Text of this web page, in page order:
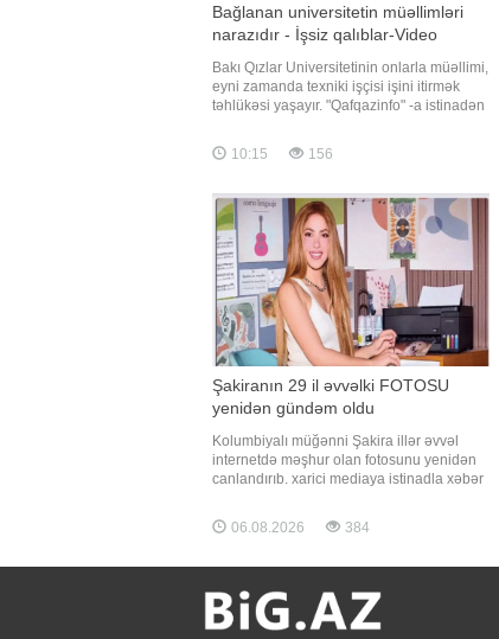
Bağlanan universitetin müəllimləri
narazıdır - İşsiz qalıblar-Video
Bakı Qızlar Universitetinin onlarla müəllimi,
eyni zamanda texniki işçisi işini itirmək
təhlükəsi yaşayır. "Qafqazinfo" -a istinadən
tələbələrin digər özəl universitetlərə
köçürülməsi haqda qərar verilib, lakin
10:15 156
Şakiranın 29 il əvvəlki FOTOSU
yenidən gündəm oldu
Kolumbiyalı müğənni Şakira illər əvvəl
internetdə məşhur olan fotosunu yenidən
canlandırıb. xarici mediaya istinadla xəbər
fotodakı kimi iş masasının arxasında,
printerin yanında eyni poza ilə yenidən
06.08.2026 384